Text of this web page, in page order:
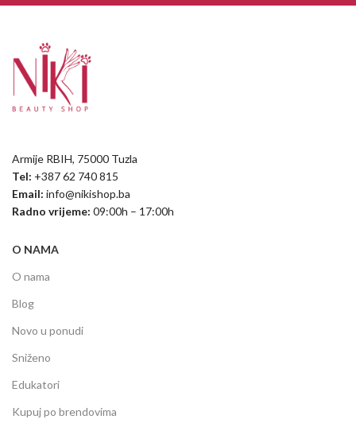
Armije RBIH, 75000 Tuzla
Tel: +387 62 740 815
Email: info@nikishop.ba
Radno vrijeme: 09:00h – 17:00h
O NAMA
O nama
Blog
Novo u ponudi
Sniženo
Edukatori
Kupuj po brendovima